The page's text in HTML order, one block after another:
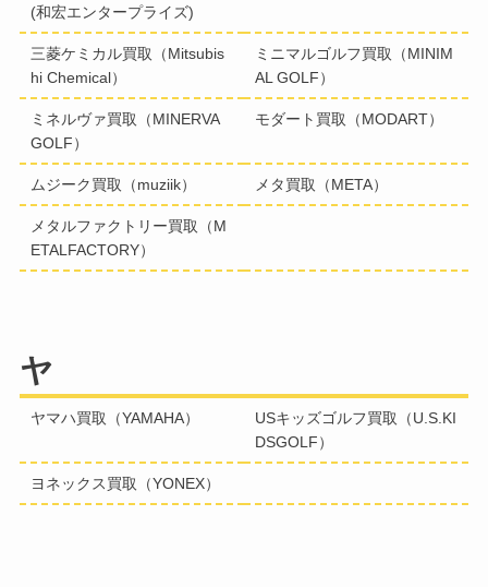
(和宏エンタープライズ)
三菱ケミカル買取（Mitsubis
hi Chemical）
ミニマルゴルフ買取（MINIM
AL GOLF）
ミネルヴァ買取（MINERVA
GOLF）
モダート買取（MODART）
ムジーク買取（muziik） メタ買取（META）
メタルファクトリー買取（M
ETALFACTORY）
ヤ
ヤマハ買取（YAMAHA）
USキッズゴルフ買取（U.S.KI
DSGOLF）
ヨネックス買取（YONEX）